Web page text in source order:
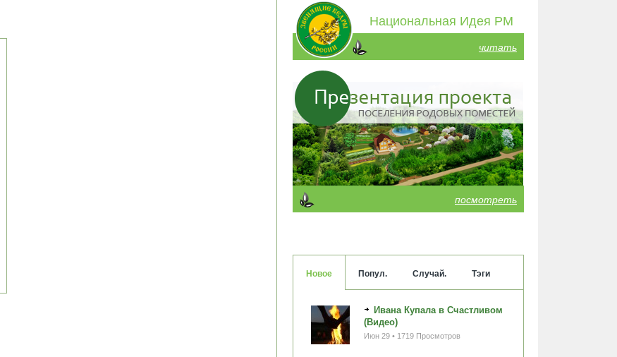
Национальная Идея РМ
читать
посмотреть
Новое Попул. Случай. Тэги
Ивана Купала в Счастливом
(Видео)
Июн 29 • 1719 Просмотров